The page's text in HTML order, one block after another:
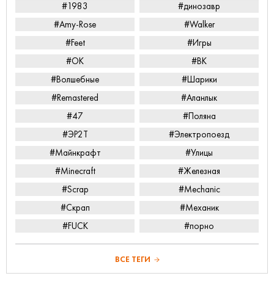
#1983
#динозавр
#Amy-Rose
#Walker
#Feet
#Игры
#ОК
#ВК
#Волшебные
#Шарики
#Remastered
#Аланлык
#47
#Поляна
#ЭР2Т
#Электропоезд
#Майнкрафт
#Улицы
#Minecraft
#Железная
#Scrap
#Mechanic
#Скрап
#Механик
#FUCK
#порно
ВСЕ ТЕГИ